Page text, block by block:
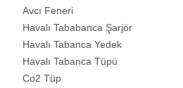
Avcı Feneri
Havalı Tababanca Şarjör
Havalı Tabanca Yedek
Havalı Tabanca Tüpü
Co2 Tüp